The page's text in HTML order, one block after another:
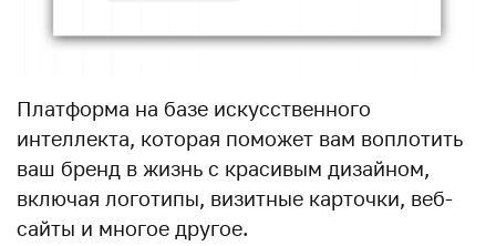
Платформа на базе искусственного
интеллекта, которая поможет вам воплотить
ваш бренд в жизнь с красивым дизайном,
включая логотипы, визитные карточки, веб-
сайты и многое другое.